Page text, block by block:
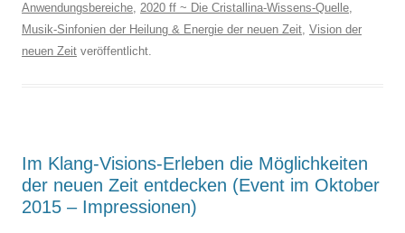
Anwendungsbereiche, 2020 ff ~ Die Cristallina-Wissens-Quelle,
Musik-Sinfonien der Heilung & Energie der neuen Zeit, Vision der
neuen Zeit veröffentlicht.
Im Klang-Visions-Erleben die Möglichkeiten
der neuen Zeit entdecken (Event im Oktober
2015 – Impressionen)